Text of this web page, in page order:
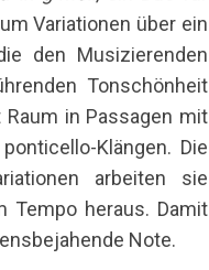
Variationen über ein
den Musizierenden
Tonschönheit
in Passagen mit
Klängen. Die
arbeiten sie
Tempo heraus. Damit
Note.